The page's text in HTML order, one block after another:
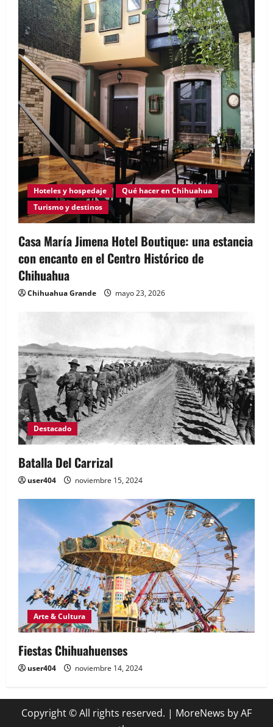
Hoteles y hospedaje
Qué hacer en Chihuahua
Turismo y destinos
Casa María Jimena Hotel Boutique: una estancia
con encanto en el Centro Histórico de
Chihuahua
Chihuahua Grande mayo 23, 2026
Destacado
Batalla Del Carrizal
user404 noviembre 15, 2024
Arte & Cultura
Fiestas Chihuahuenses
user404 noviembre 14, 2024
Copyright © All rights reserved. | MoreNews by AF